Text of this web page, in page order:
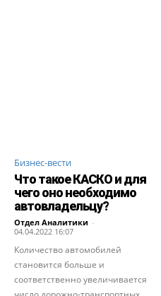
Бизнес-вести
Что такое КАСКО и для
чего оно необходимо
автовладельцу?
Отдел Аналитики -
04.04.2022 16:07
Количество автомобилей
становится больше и
соответственно увеличивается